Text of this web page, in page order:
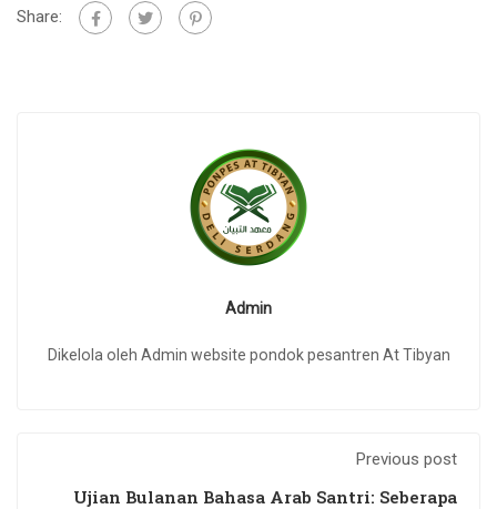
Share:
Admin
Dikelola oleh Admin website pondok pesantren At Tibyan
Previous post
Ujian Bulanan Bahasa Arab Santri: Seberapa